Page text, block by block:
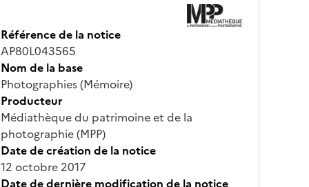
Référence de la notice
AP80L043565
Nom de la base
Photographies (Mémoire)
Producteur
Médiathèque du patrimoine et de la
photographie (MPP)
Date de création de la notice
12 octobre 2017
Date de dernière modification de la notice